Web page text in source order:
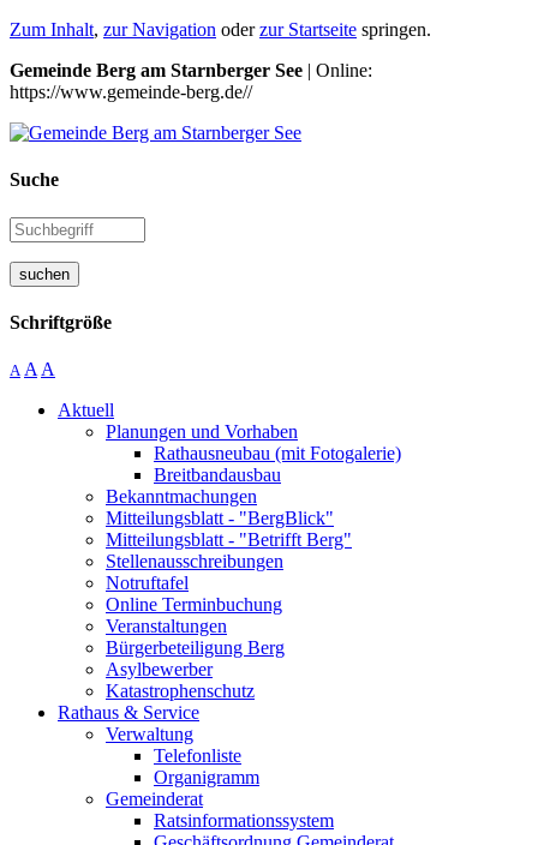
Zum Inhalt, zur Navigation oderzur Startseite springen.
Gemeinde Berg am Starnberger See | Online:
https://www.gemeinde-berg.de//
Suche
suchen
Schriftgröße
A A A
Aktuell
Planungen und Vorhaben
Rathausneubau (mit Fotogalerie)
Breitbandausbau
Bekanntmachungen
Mitteilungsblatt - "BergBlick"
Mitteilungsblatt - "Betrifft Berg"
Stellenausschreibungen
Notruftafel
Online Terminbuchung
Veranstaltungen
Bürgerbeteiligung Berg
Asylbewerber
Katastrophenschutz
Rathaus & Service
Verwaltung
Telefonliste
Organigramm
Gemeinderat
Ratsinformationssystem